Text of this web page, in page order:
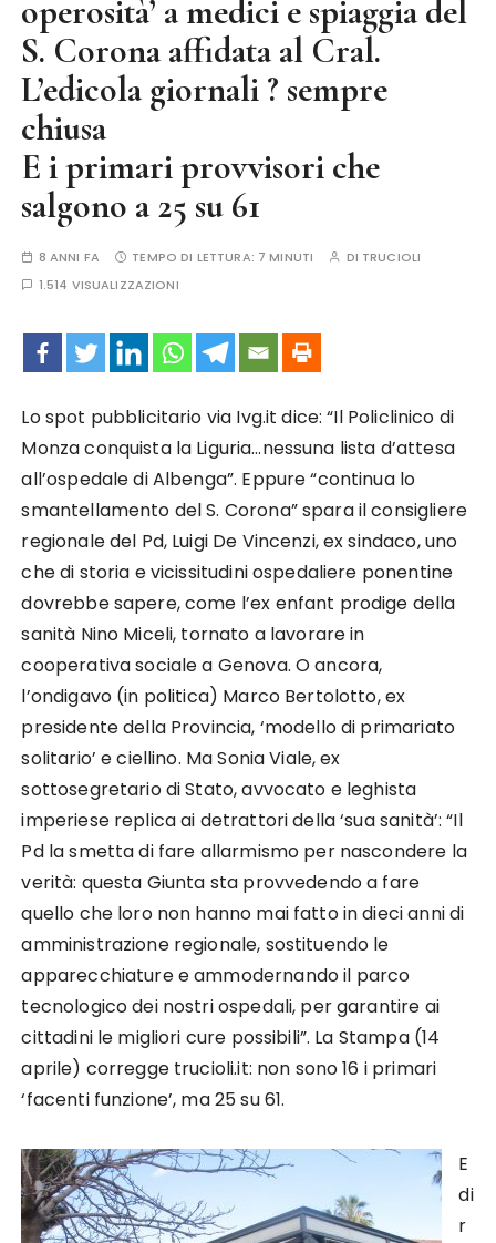
operosità’ a medici e spiaggia del
S. Corona affidata al Cral.
L’edicola giornali ? sempre
chiusa
E i primari provvisori che
salgono a 25 su 61
8 ANNI FA TEMPO DI LETTURA: 7 MINUTI DI TRUCIOLI
1.514 VISUALIZZAZIONI
Lo spot pubblicitario via Ivg.it dice: “Il Policlinico di
Monza conquista la Liguria…nessuna lista d’attesa
all’ospedale di Albenga”. Eppure “continua lo
smantellamento del S. Corona” spara il consigliere
regionale del Pd, Luigi De Vincenzi, ex sindaco, uno
che di storia e vicissitudini ospedaliere ponentine
dovrebbe sapere, come l’ex enfant prodige della
sanità Nino Miceli, tornato a lavorare in
cooperativa sociale a Genova. O ancora,
l’ondigavo (in politica) Marco Bertolotto, ex
presidente della Provincia, ‘modello di primariato
solitario’ e ciellino. Ma Sonia Viale, ex
sottosegretario di Stato, avvocato e leghista
imperiese replica ai detrattori della ‘sua sanità’: “Il
Pd la smetta di fare allarmismo per nascondere la
verità: questa Giunta sta provvedendo a fare
quello che loro non hanno mai fatto in dieci anni di
amministrazione regionale, sostituendo le
apparecchiature e ammodernando il parco
tecnologico dei nostri ospedali, per garantire ai
cittadini le migliori cure possibili”. La Stampa (14
aprile) corregge trucioli.it: non sono 16 i primari
‘facenti funzione’, ma 25 su 61.
E
di
r